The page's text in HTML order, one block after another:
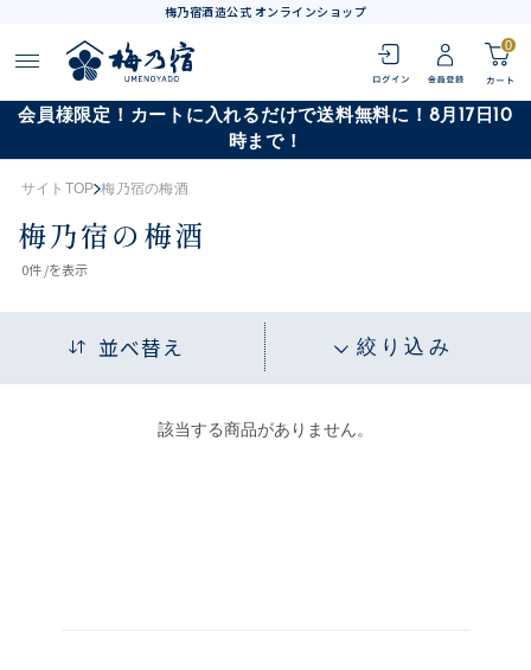
梅乃宿酒造公式 オンラインショップ
0
会員様限定！カートに入れるだけで送料無料に！8月17日10
時まで！
サイトTOP 梅乃宿の梅酒
梅乃宿の梅酒
0件 /を表示
並べ替え 絞り込み
該当する商品がありません。